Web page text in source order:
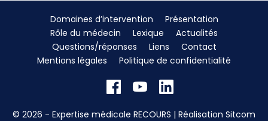
Domaines d’intervention
Présentation
Rôle du médecin
Lexique
Actualités
Questions/réponses
Liens
Contact
Mentions légales
Politique de confidentialité
© 2026 - Expertise médicale RECOURS | Réalisation Sitcom